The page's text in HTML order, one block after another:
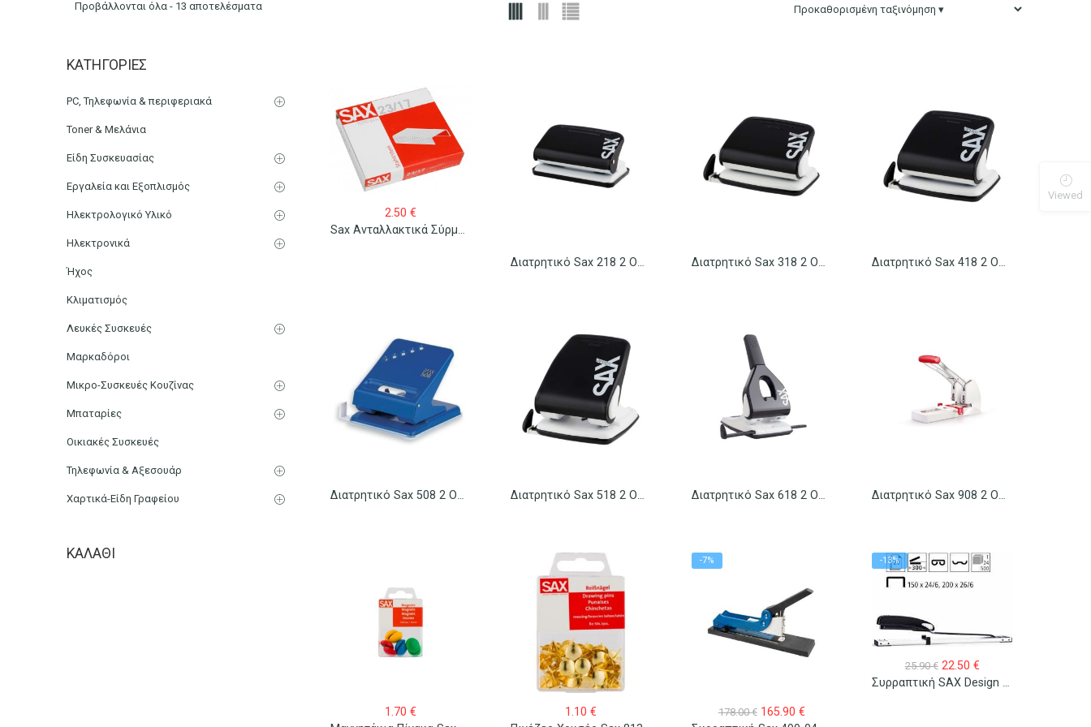
Αρχική Μάρκα
Προβάλλονται όλα - 13 αποτελέσματα
2.50 €
Sax Ανταλλακτικά Σύρματα Συρραπτικού 23/17 1000 Τεμ.
Διατρητικό Sax 508 2 Οπών Power Line Διατρητικό Sax 518 2 Οπών Century Line Διατρητικό Sax 618 2 Οπών Century Line Διατρητικό Sax 908 2 Οπών Power Line
1.70 € 1.10€
-7%
178.00€ Original
price
165.90 €Η
τρέχουσα
-13%
25.90€ Original
price
22.50 €Η
τρέχουσα
τιμή
ΚΑΤΗΓΟΡΊΕΣ
PC, Τηλεφωνία & περιφεριακά
Toner & Μελάνια
Είδη Συσκευασίας
Εργαλεία και Εξοπλισμός
Ηλεκτρολογικό Υλικό
Ηλεκτρονικά
Ήχος
Κλιματισμός
Λευκές Συσκευές
Μαρκαδόροι
Μικρο-Συσκευές Κουζίνας
Μπαταρίες
Οικιακές Συσκευές
Τηλεφωνία & Αξεσουάρ
Χαρτικά-Είδη Γραφείου
ΚΑΛΆΘΙ
Viewed